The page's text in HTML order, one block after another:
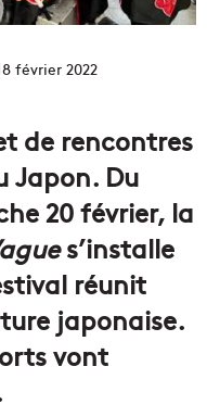
février 2022
de rencontres
Japon. Du
20 février, la
s’installe
réunit
japonaise.
vont